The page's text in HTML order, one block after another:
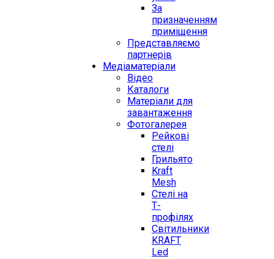
За
призначенням
приміщення
Представляємо
партнерів
Медіаматеріали
Відео
Каталоги
Матеріали для
завантаження
Фотогалерея
Рейкові
стелі
Грильято
Kraft
Mesh
Стелі на
Т-
профілях
Світильники
KRAFT
Led